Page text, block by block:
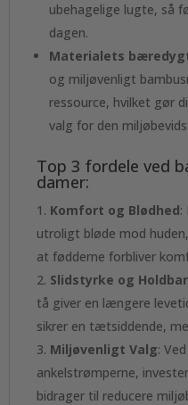
ubehagelige lugte, så
dagen.
Materialets
og miljøvenligt
ressource, hvilket gør
valg for den
Top 3 fordele ved
damer:
Komfort og Blødhed:
utroligt bløde mod
at fødderne forbliver
Slidstyrke og
tå giver en længere
sikrer en tætsiddende,
Miljøvenligt Valg:
ankelstrømperne,
bidrager til reducere